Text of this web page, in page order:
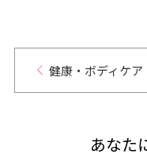
健康・ボディケ
あなた